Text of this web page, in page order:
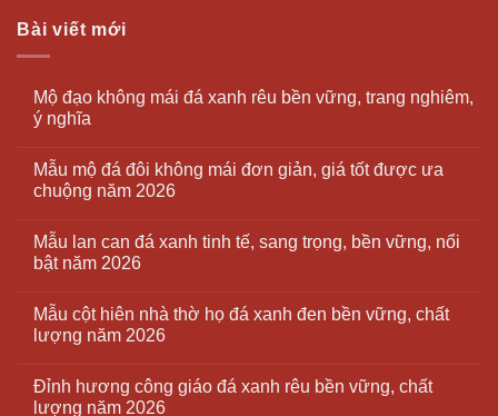
Bài viết mới
Mộ đạo không mái đá xanh rêu bền vững, trang nghiêm,
ý nghĩa
Mẫu mộ đá đôi không mái đơn giản, giá tốt được ưa
chuộng năm 2026
Mẫu lan can đá xanh tinh tế, sang trọng, bền vững, nổi
bật năm 2026
Mẫu cột hiên nhà thờ họ đá xanh đen bền vững, chất
lượng năm 2026
Đỉnh hương công giáo đá xanh rêu bền vững, chất
lượng năm 2026